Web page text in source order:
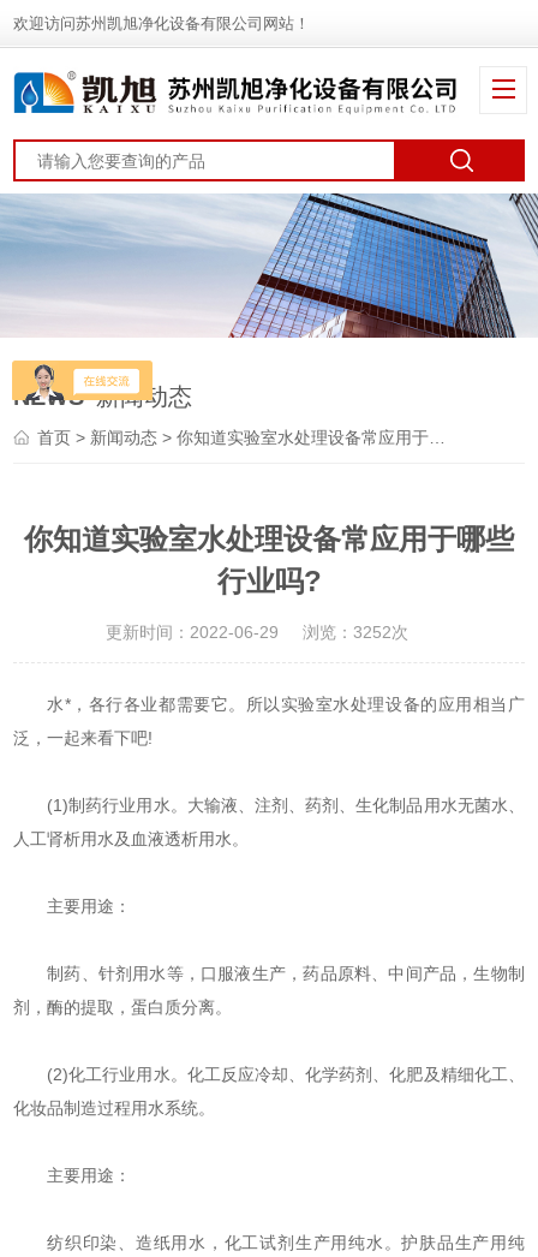
欢迎访问苏州凯旭净化设备有限公司网站！
NEWS 新闻动态
首页 > 新闻动态 > 你知道实验室水处理设备常应用于哪些行业吗?
你知道实验室水处理设备常应用于哪些
行业吗?
更新时间：2022-06-29 浏览：3252次
水*，各行各业都需要它。所以实验室水处理设备的应用相当广
泛，一起来看下吧!
(1)制药行业用水。大输液、注剂、药剂、生化制品用水无菌水、
人工肾析用水及血液透析用水。
主要用途：
制药、针剂用水等，口服液生产，药品原料、中间产品，生物制
剂，酶的提取，蛋白质分离。
(2)化工行业用水。化工反应冷却、化学药剂、化肥及精细化工、
化妆品制造过程用水系统。
主要用途：
纺织印染、造纸用水，化工试剂生产用纯水。护肤品生产用纯